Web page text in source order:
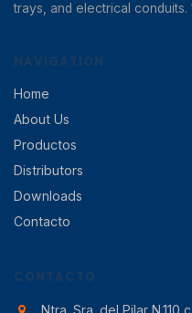
trays, and electrical
NAVIGATION
Home
About Us
Productos
Distributors
Downloads
Contacto
CONTACTO